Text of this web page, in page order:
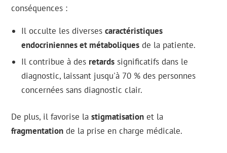
conséquences :
Il occulte les diversescaractéristiques
endocriniennes et métaboliques de la patiente.
Il contribue à des retards significatifs dans le
diagnostic, laissant jusqu'à 70 % des personnes
concernées sans diagnostic clair.
De plus, il favorise lastigmatisation et la
fragmentation de la prise en charge médicale.